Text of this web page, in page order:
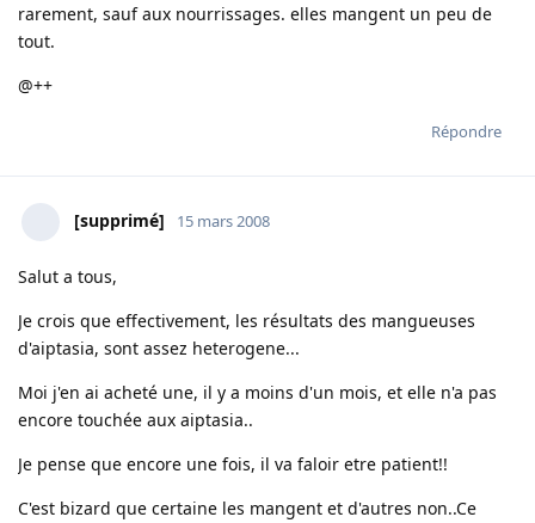
rarement, sauf aux nourrissages. elles mangent un peu de
tout.
@++
Répondre
[supprimé] 15 mars 2008
Salut a tous,
Je crois que effectivement, les résultats des mangueuses
d'aiptasia, sont assez heterogene...
Moi j'en ai acheté une, il y a moins d'un mois, et elle n'a pas
encore touchée aux aiptasia..
Je pense que encore une fois, il va faloir etre patient!!
C'est bizard que certaine les mangent et d'autres non..Ce